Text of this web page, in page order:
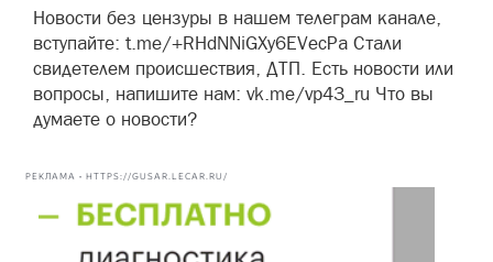
Новости без цензуры в нашем телеграм канале,
вступайте: t.me/+RHdNNiGXy6EVecPa Стали
свидетелем происшествия, ДТП. Есть новости или
вопросы, напишите нам: vk.me/vp43_ru Что вы
думаете о новости?
РЕКЛАМА • HTTPS://GUSAR.LECAR.RU/